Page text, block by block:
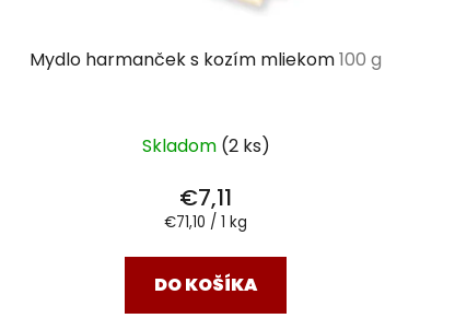
Mydlo harmanček s kozím mliekom100 g
Skladom (2 ks)
€7,11
Jednotková
€71,10 / 1 kg
DO KOŠÍKA